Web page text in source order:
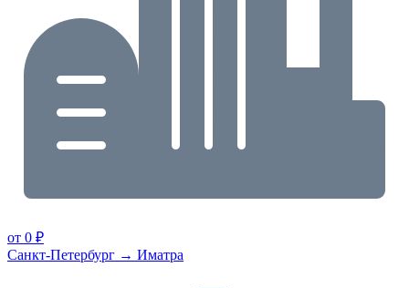
от 0 ₽
Санкт-Петербург → Иматра